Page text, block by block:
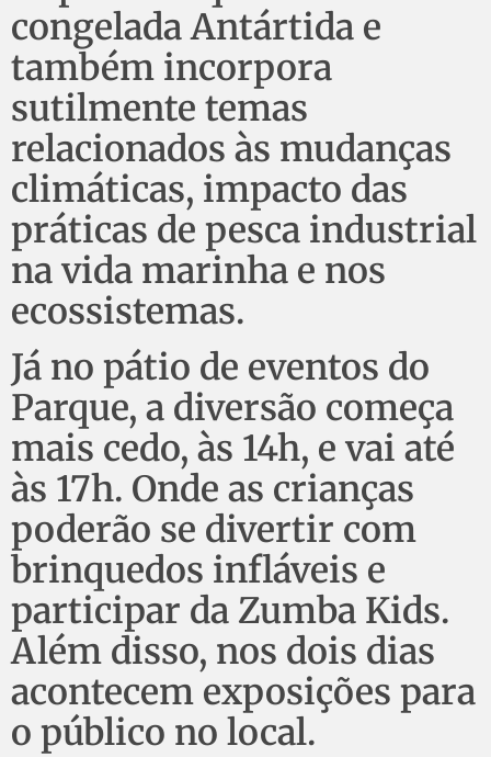
congelada Antártida e
também incorpora
sutilmente temas
relacionados às mudanças
climáticas, impacto das
práticas de pesca industrial
na vida marinha e nos
ecossistemas.
Já no pátio de eventos do
Parque, a diversão começa
mais cedo, às 14h, e vai até
às 17h. Onde as crianças
poderão se divertir com
brinquedos infláveis e
participar da Zumba Kids.
Além disso, nos dois dias
acontecem exposições para
o público no local.